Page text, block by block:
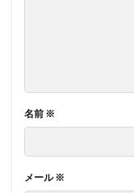
名前 ※
メール※